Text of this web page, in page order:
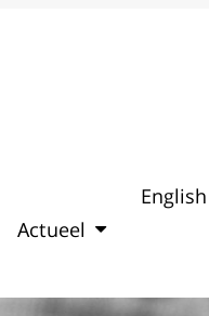
Actueel
English